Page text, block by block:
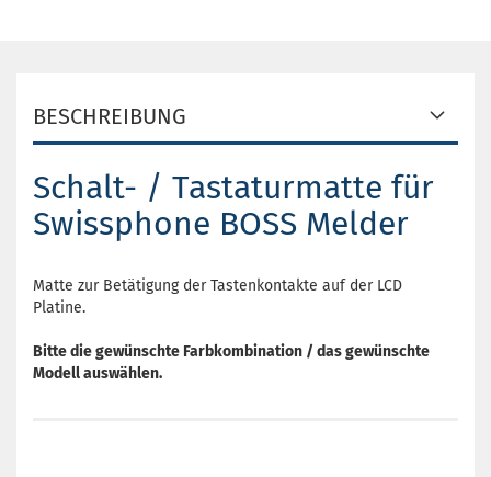
BESCHREIBUNG
Schalt- / Tastaturmatte für
Swissphone BOSS Melder
Matte zur Betätigung der Tastenkontakte auf der LCD
Platine.
Bitte die gewünschte Farbkombination / das gewünschte
Modell auswählen.